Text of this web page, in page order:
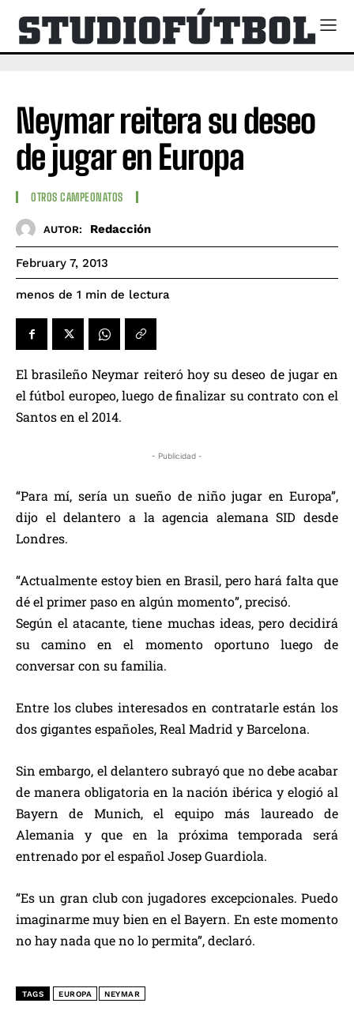
Neymar reitera su deseo
de jugar en Europa
OTROS CAMPEONATOS
AUTOR: Redacción
February 7, 2013
menos de 1 min de lectura
El brasileño Neymar reiteró hoy su deseo de jugar en
el fútbol europeo, luego de finalizar su contrato con el
Santos en el 2014.
- Publicidad -
“Para mí, sería un sueño de niño jugar en Europa”,
dijo el delantero a la agencia alemana SID desde
Londres.
“Actualmente estoy bien en Brasil, pero hará falta que
dé el primer paso en algún momento”, precisó.
Según el atacante, tiene muchas ideas, pero decidirá
su camino en el momento oportuno luego de
conversar con su familia.
Entre los clubes interesados en contratarle están los
dos gigantes españoles, Real Madrid y Barcelona.
Sin embargo, el delantero subrayó que no debe acabar
de manera obligatoria en la nación ibérica y elogió al
Bayern de Munich, el equipo más laureado de
Alemania y que en la próxima temporada será
entrenado por el español Josep Guardiola.
“Es un gran club con jugadores excepcionales. Puedo
imaginarme muy bien en el Bayern. En este momento
no hay nada que no lo permita”, declaró.
TAGS EUROPA NEYMAR